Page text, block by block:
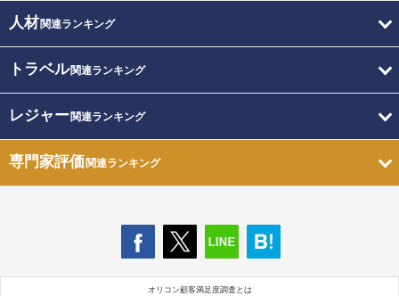
人材関連ランキング
トラベル関連ランキング
レジャー関連ランキング
専門家評価関連ランキング
オリコン顧客満足度調査とは